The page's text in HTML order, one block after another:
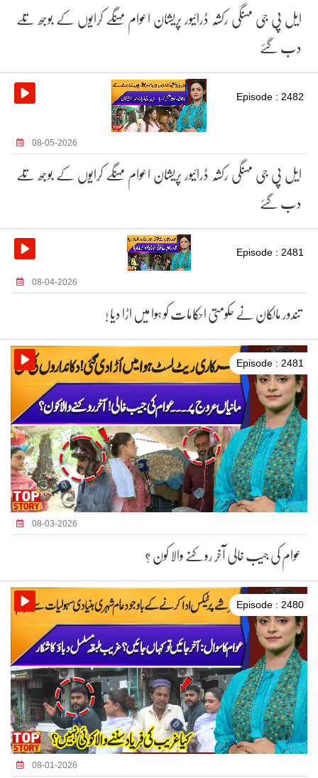
ایل پی جی مہنگی رکشہ ڈرائیور پریشان اعوام مہنگے کرایوں کے بوجھ تلے
دب گئے
Episode : 2482
08-05-2026
ایل پی جی مہنگی رکشہ ڈرائیور پریشان اعوام مہنگے کرایوں کے بوجھ تلے
دب گئے
Episode : 2481
08-04-2026
تندور مالکان نے حکومتی احکامات کو ہوا میں اڑا دیا !
Episode : 2481
08-03-2026
عوام کی جیب خالی آخر روکنے والا کون ؟
Episode : 2480
08-01-2026